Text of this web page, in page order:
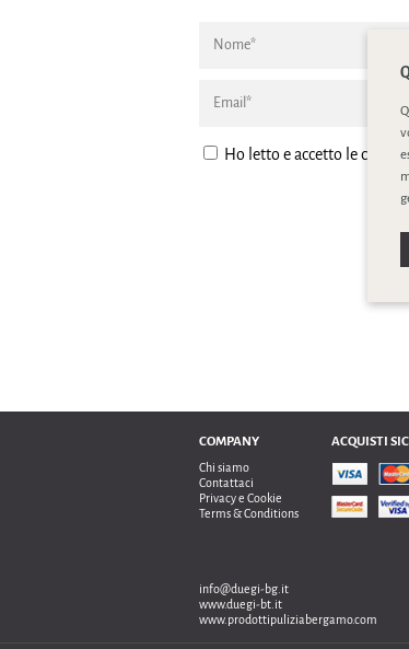
Ho letto e accetto le
COMPANY
Chi siamo
Contattaci
Privacy e Cookie
Terms & Conditions
ACQUISTI
info@duegi-bg.it
www.duegi-bt.it
www.prodottipuliziabergamo.com